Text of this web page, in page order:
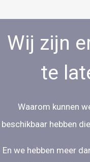
Wij zijn
te
Waarom kunnen
beschikbaar hebben
En we hebben meer